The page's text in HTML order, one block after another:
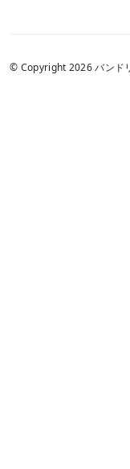
© Copyright 2026 バンド